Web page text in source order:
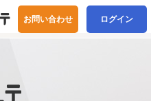
お問い合わせ ログイン